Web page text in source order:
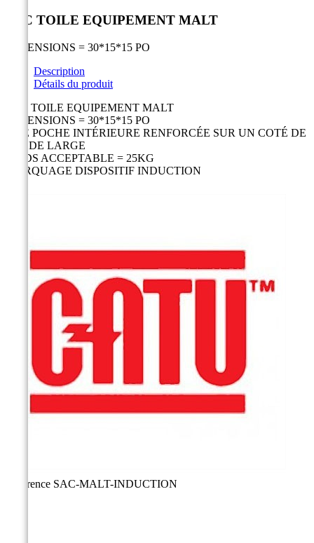
SAC TOILE EQUIPEMENT MALT
DIMENSIONS = 30*15*15 PO
Description
Détails du produit
SAC TOILE EQUIPEMENT MALT
DIMENSIONS = 30*15*15 PO
UNE POCHE INTÉRIEURE RENFORCÉE SUR UN COTÉ DE
6PO DE LARGE
POIDS ACCEPTABLE = 25KG
MARQUAGE DISPOSITIF INDUCTION
Référence SAC-MALT-INDUCTION